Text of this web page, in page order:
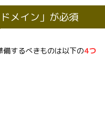
メイン」が必須
するべきものは以下の4つ